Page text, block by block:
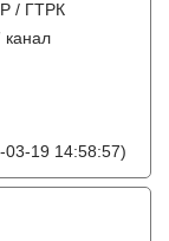
/ ГТРК
канал
03-19 14:58:57)